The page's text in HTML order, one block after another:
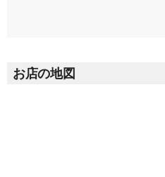
お店の地図